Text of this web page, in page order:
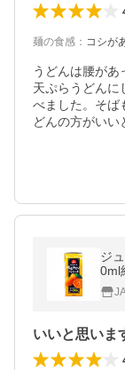
麺の食感 ： コシが
うどんは腰があ
天ぷらうどんに
べました。そば
どんの方がいい
ジ
0ml
いいと思いま